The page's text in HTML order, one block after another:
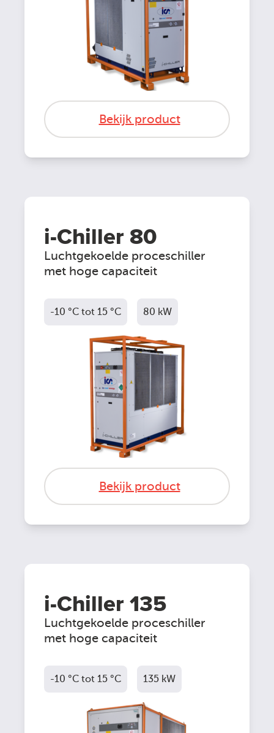
Bekijk product
i-Chiller 80
Luchtgekoelde proceschiller
met hoge capaciteit
-10 °C tot 15 °C 80 kW
Bekijk product
i-Chiller 135
Luchtgekoelde proceschiller
met hoge capaciteit
-10 °C tot 15 °C 135 kW